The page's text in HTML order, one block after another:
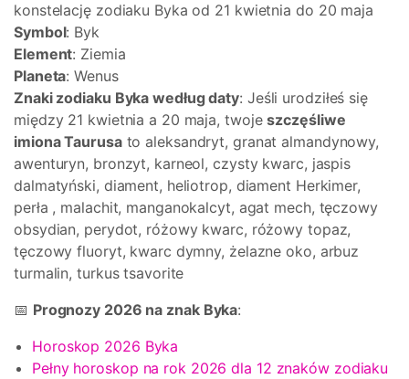
konstelację zodiaku Byka od 21 kwietnia do 20 maja
Symbol: Byk
Element: Ziemia
Planeta: Wenus
Znaki zodiaku Byka według daty: Jeśli urodziłeś się
między 21 kwietnia a 20 maja, twojeszczęśliwe
imiona Taurusato aleksandryt, granat almandynowy,
awenturyn, bronzyt, karneol, czysty kwarc, jaspis
dalmatyński, diament, heliotrop, diament Herkimer,
perła , malachit, manganokalcyt, agat mech, tęczowy
obsydian, perydot, różowy kwarc, różowy topaz,
tęczowy fluoryt, kwarc dymny, żelazne oko, arbuz
turmalin, turkus tsavorite
📅 Prognozy 2026 na znak Byka:
Horoskop 2026 Byka
Pełny horoskop na rok 2026 dla 12 znaków zodiaku